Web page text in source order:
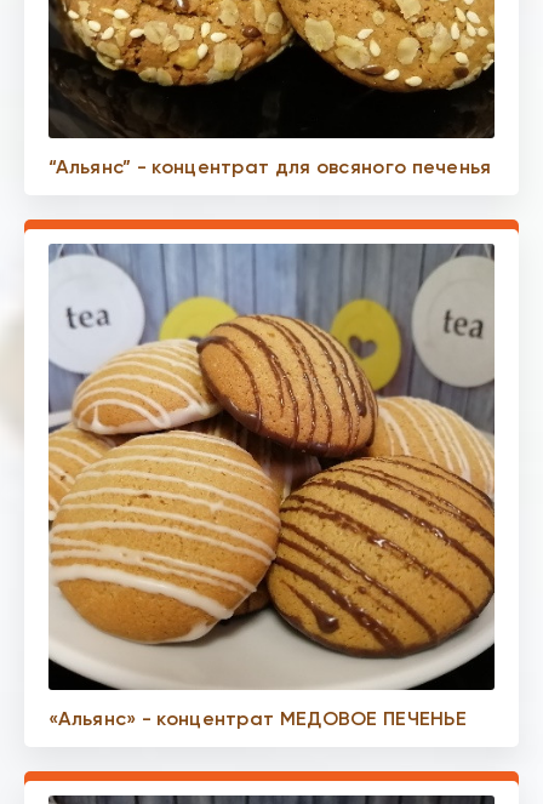
“Альянс” - концентрат для овсяного печенья
«Альянс» - концентрат МЕДОВОЕ ПЕЧЕНЬЕ